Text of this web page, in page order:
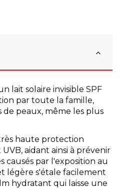
lait solaire invisible SPF
par toute la famille,
de peaux, même les plus
haute protection
aidant ainsi à prévenir
causés par l'exposition au
légère s'étale facilement
hydratant qui laisse une